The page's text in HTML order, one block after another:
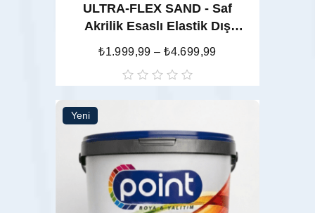
ULTRA-FLEX SAND - Saf
Akrilik Esaslı Elastik Dış
₺1.999,99 –₺4.699,99
Yeni